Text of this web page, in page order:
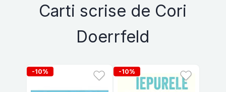
Carti scrise de Cori
Doerrfeld
-10% -10%